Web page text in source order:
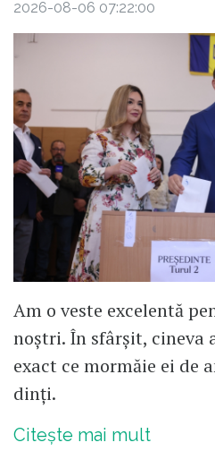
2026-08-06 07:22:00
Am o veste excelentă
noștri. În sfârșit, cineva
exact ce mormăie ei de
dinți.
Citește mai mult